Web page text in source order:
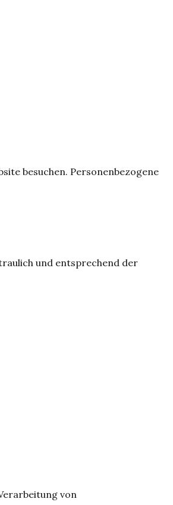
besuchen. Personenbezogene
und entsprechend der
von